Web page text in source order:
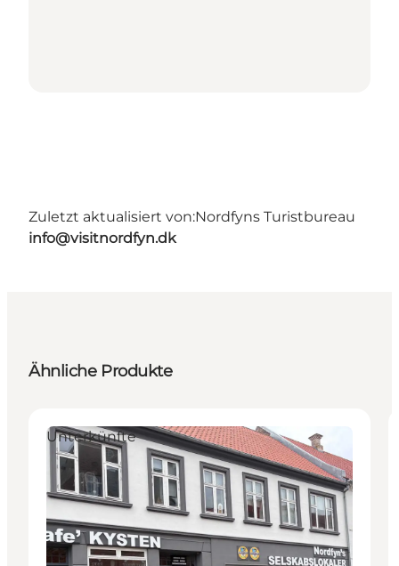
Zuletzt aktualisiert von:Nordfyns Turistbureau
info@visitnordfyn.dk
Ähnliche Produkte
Unterkünfte